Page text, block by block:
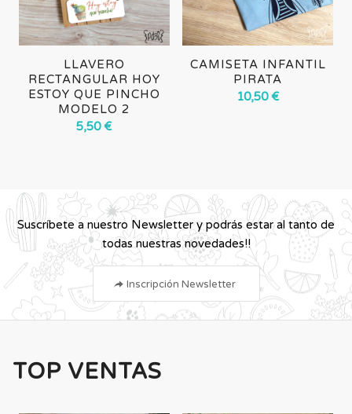
LLAVERO
RECTANGULAR HOY
ESTOY QUE PINCHO
MODELO 2
5,50€
CAMISETA INFANTIL
PIRATA
10,50€
Suscríbete a nuestro Newsletter y podrás estar al tanto de
todas nuestras novedades!!
Inscripción Newsletter
TOP VENTAS